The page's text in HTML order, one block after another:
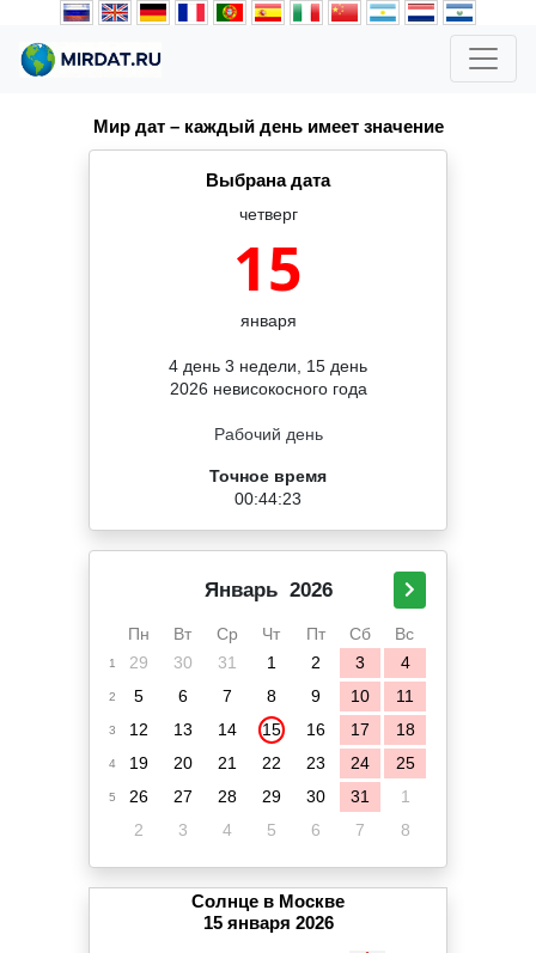
Мир дат – каждый день имеет значение
Выбрана дата
четверг
15
января
4 день 3 недели, 15 день
2026 невисокосного года
Рабочий день
Точное время
00:44:23
Январь 2026
Пн Вт Ср Чт Пт Сб Вс
1 29 30 31 1 2 3 4
2 5 6 7 8 9 10 11
3 12 13 14 15 16 17 18
4 19 20 21 22 23 24 25
5 26 27 28 29 30 31
1
2
3 4 5 6 7 8
Солнце в Москве
15 января 2026